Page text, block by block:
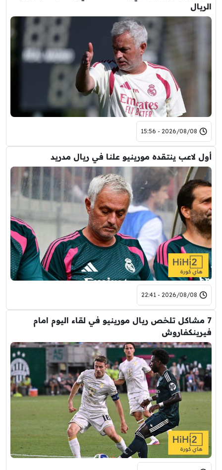
الريال
2026/08/08 - 15:56
أول لاعب ينتقده مورينيو علنا في ريال مدريد
2026/08/08 - 22:41
7 مشاكل تلخص ريال مورينيو في لقاء اليوم امام
فيرينكفاروش